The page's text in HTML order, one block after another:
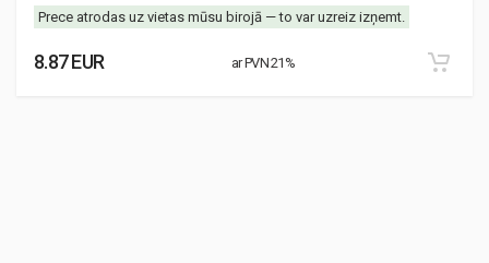
Prece atrodas uz vietas mūsu birojā — to var uzreiz izņemt.
8.87 EUR ar PVN 21%